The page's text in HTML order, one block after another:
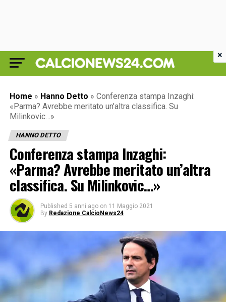
Home » Hanno Detto » Conferenza stampa Inzaghi:
«Parma? Avrebbe meritato un’altra classifica. Su
Milinkovic…»
HANNO DETTO
Conferenza stampa Inzaghi:
«Parma? Avrebbe meritato un’altra
classifica. Su Milinkovic…»
Published 5 anni ago on 11 Maggio 2021
By Redazione CalcioNews24
×